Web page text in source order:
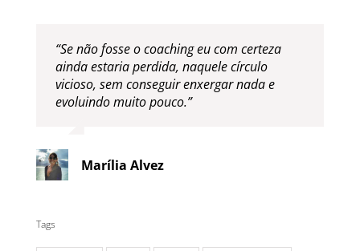
“Se não fosse o coaching eu com certeza
ainda estaria perdida, naquele círculo
vicioso, sem conseguir enxergar nada e
evoluindo muito pouco.”
Marília Alvez
Tags